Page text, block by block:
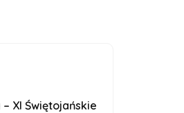
XI Świętojańskie